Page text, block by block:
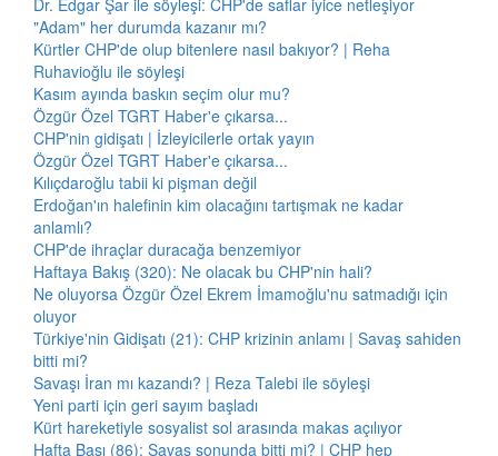
Dr. Edgar Şar ile söyleşi: CHP'de saflar iyice netleşiyor
"Adam" her durumda kazanır mı?
Kürtler CHP'de olup bitenlere nasıl bakıyor? | Reha
Ruhavioğlu ile söyleşi
Kasım ayında baskın seçim olur mu?
Özgür Özel TGRT Haber'e çıkarsa...
CHP'nin gidişatı | İzleyicilerle ortak yayın
Özgür Özel TGRT Haber'e çıkarsa...
Kılıçdaroğlu tabii ki pişman değil
Erdoğan'ın halefinin kim olacağını tartışmak ne kadar
anlamlı?
CHP'de ihraçlar duracağa benzemiyor
Haftaya Bakış (320): Ne olacak bu CHP'nin hali?
Ne oluyorsa Özgür Özel Ekrem İmamoğlu'nu satmadığı için
oluyor
Türkiye'nin Gidişatı (21): CHP krizinin anlamı | Savaş sahiden
bitti mi?
Savaşı İran mı kazandı? | Reza Talebi ile söyleşi
Yeni parti için geri sayım başladı
Kürt hareketiyle sosyalist sol arasında makas açılıyor
Hafta Başı (86): Savaş sonunda bitti mi? | CHP hep